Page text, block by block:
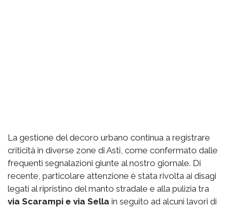
La gestione del decoro urbano continua a registrare
criticità in diverse zone di Asti, come confermato dalle
frequenti segnalazioni giunte al nostro giornale. Di
recente, particolare attenzione è stata rivolta ai disagi
legati al ripristino del manto stradale e alla pulizia tra
via Scarampi e via Sella in seguito ad alcuni lavori di